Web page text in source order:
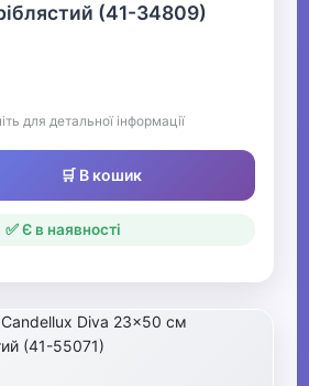
(41-34809)
для детальної інформації
🛒 В кошик
✅ Є в наявності